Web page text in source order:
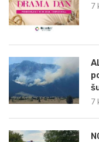
7
7